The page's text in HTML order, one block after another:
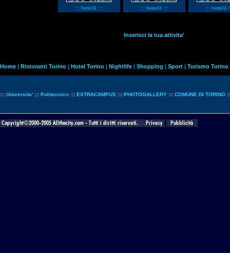
::: hotel3 ::: ::: hotel3 ::: ::: hotel3
Inserisci la tua attivita'
Home | Ristoranti Torino | Hotel Torino | Nightlife | Shopping | Sport | Turismo Torino
::: Universita' ::: Politecnico ::: EXTRACAMPUS ::: PHOTOGALLERY ::: COMUNE DI TORINO